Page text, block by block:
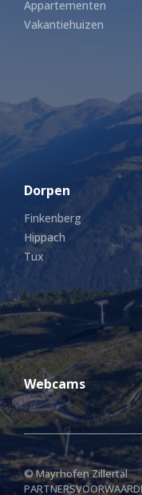
Appartementen
Vakantiehuizen
Dorpen
Finkenberg
Hippach
Tux
Webcams
© Mayrhofen Zillertal
PARTNERS